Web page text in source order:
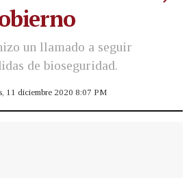
un llamado a seguir
de bioseguridad.
11 diciembre 2020 8:07 PM